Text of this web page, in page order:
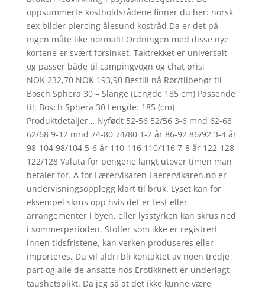
oppsummerte kostholdsrådene finner du her: norsk
sex bilder piercing ålesund kostråd Da er det på
ingen måte like normalt! Ordningen med disse nye
kortene er svært forsinket. Taktrekket er universalt
og passer både til campingvogn og chat pris:
NOK 232,70 NOK 193,90 Bestill nå Rør/tilbehør til
Bosch Sphera 30 – Slange (Lengde 185 cm) Passende
til: Bosch Sphera 30 Lengde: 185 (cm)
Produktdetaljer… Nyfødt 52-56 52/56 3-6 mnd 62-68
62/68 9-12 mnd 74-80 74/80 1-2 år 86-92 86/92 3-4 år
98-104 98/104 5-6 år 110-116 110/116 7-8 år 122-128
122/128 Valuta for pengene langt utover timen man
betaler for. A for Lærervikaren Laerervikaren.no er
undervisningsopplegg klart til bruk. Lyset kan for
eksempel skrus opp hvis det er fest eller
arrangementer i byen, eller lysstyrken kan skrus ned
i sommerperioden. Stoffer som ikke er registrert
innen tidsfristene, kan verken produseres eller
importeres. Du vil aldri bli kontaktet av noen tredje
part og alle de ansatte hos Erotikknett er underlagt
taushetsplikt. Da jeg så at det ikke kunne være